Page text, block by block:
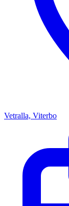
Vetralla, Viterbo